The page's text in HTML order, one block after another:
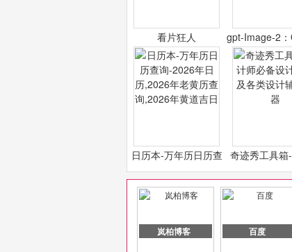
看片狂人
gpt-Image-2
最新AI图像
日历本-万年历日历查
询-2026年日历,2026
年老黄历查询,2026年
奇迹秀工具箱
必备设计工具
计辅助神
岚柏博客 百度